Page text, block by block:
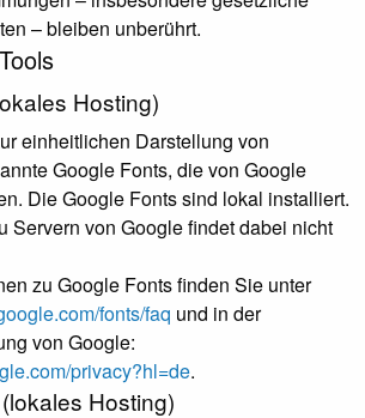
– bleiben unberührt.
Hosting)
einheitlichen Darstellung von
Google Fonts, die von Google
Die Google Fonts sind lokal installiert.
Servern von Google findet dabei nicht
zu Google Fonts finden Sie unter
fonts/faq und in der
von Google:
privacy?hl=de.
Hosting)